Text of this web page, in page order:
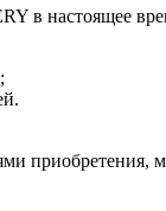
в настоящее